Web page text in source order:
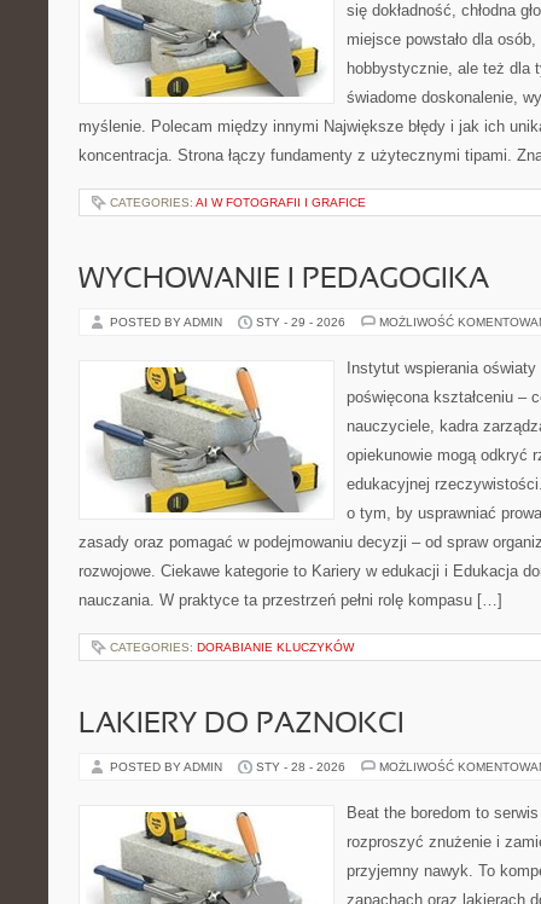
się dokładność, chłodna
miejsce powstało dla
hobbystycznie, ale też dla
świadome doskonalenie,
myślenie. Polecam między innymi Największe błędy i jak ich
koncentracja. Strona łączy fundamenty z użytecznymi tipami.
CATEGORIES: AI W FOTOGRAFII I GRAFICE
WYCHOWANIE I PEDAGOGIKA
POSTED BY ADMIN STY - 29 - 2026 MOŻLIWOŚĆ
Instytut wspierania
poświęcona kształceniu –
nauczyciele, kadra
opiekunowie mogą odkryć
edukacyjnej
o tym, by usprawniać
zasady oraz pomagać w podejmowaniu decyzji – od spraw
rozwojowe. Ciekawe kategorie to Kariery w edukacji i Edukacja
nauczania. W praktyce ta przestrzeń pełni rolę kompasu […]
CATEGORIES: DORABIANIE KLUCZYKÓW
LAKIERY DO PAZNOKCI
POSTED BY ADMIN STY - 28 - 2026 MOŻLIWOŚĆ
Beat the boredom to
rozproszyć znużenie i
przyjemny nawyk. To
zapachach oraz lakierach